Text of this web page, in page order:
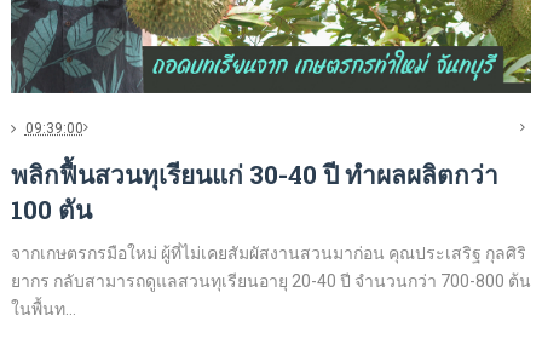
09:39:00
พลิกฟื้นสวนทุเรียนแก่ 30-40 ปี ทำผลผลิตกว่า
100 ตัน
จากเกษตรกรมือใหม่ ผู้ที่ไม่เคยสัมผัสงานสวนมาก่อน คุณประเสริฐ กุลศิริ
ยากร กลับสามารถดูแลสวนทุเรียนอายุ 20-40 ปี จำนวนกว่า 700-800 ต้น
ในพื้นท...